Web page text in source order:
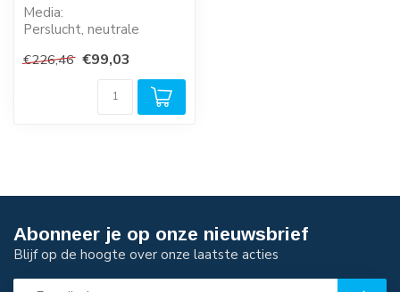
Media:
Perslucht, neutrale
lichte media.
€226,46 €99,03
Abonneer je op onze nieuwsbrief
Blijf op de hoogte over onze laatste acties